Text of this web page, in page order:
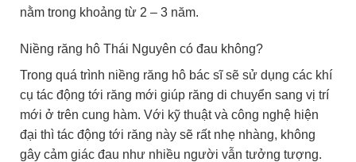
nằm trong khoảng từ 2 – 3 năm.
Niềng răng hô Thái Nguyên có đau không?
Trong quá trình niềng răng hô bác sĩ sẽ sử dụng các khí
cụ tác động tới răng mới giúp răng di chuyển sang vị trí
mới ở trên cung hàm. Với kỹ thuật và công nghệ hiện
đại thì tác động tới răng này sẽ rất nhẹ nhàng, không
gây cảm giác đau như nhiều người vẫn tưởng tượng.